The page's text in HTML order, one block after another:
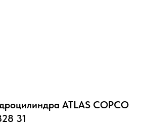
ATLAS COPCO
31